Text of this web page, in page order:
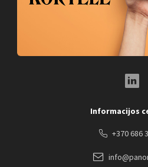
Informacijos
+370 686